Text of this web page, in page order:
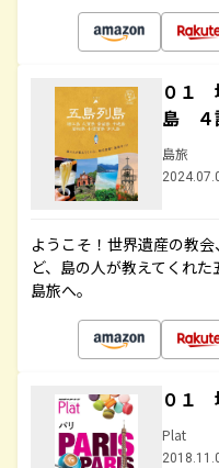
０１
島 ４
島旅
ようこそ！世界遺産の教
ど、島の人が教えてくれた
島旅へ。
０１
Plat